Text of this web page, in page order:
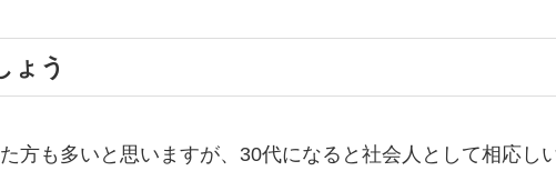
ょう
も多いと思いますが、30代になると社会人として相応し